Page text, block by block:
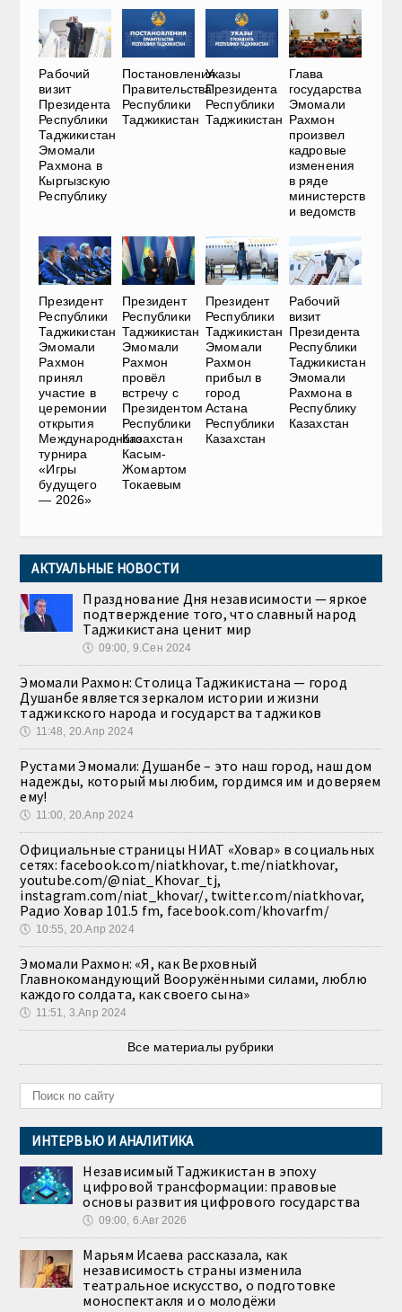
Рабочий
визит
Президента
Республики
Таджикистан
Эмомали
Рахмона в
Кыргызскую
Республику
Постановления
Правительства
Республики
Таджикистан
Указы
Президента
Республики
Таджикистан
Глава
государства
Эмомали
Рахмон
произвел
кадровые
изменения
в ряде
министерств
и ведомств
Президент
Республики
Таджикистан
Эмомали
Рахмон
принял
участие в
церемонии
открытия
Международного
турнира
«Игры
будущего
— 2026»
Президент
Республики
Таджикистан
Эмомали
Рахмон
провёл
встречу с
Президентом
Республики
Казахстан
Касым-
Жомартом
Токаевым
Президент
Республики
Таджикистан
Эмомали
Рахмон
прибыл в
город
Астана
Республики
Казахстан
Рабочий
визит
Президента
Республики
Таджикистан
Эмомали
Рахмона в
Республику
Казахстан
АКТУАЛЬНЫЕ НОВОСТИ
Празднование Дня независимости — яркое
подтверждение того, что славный народ
Таджикистана ценит мир
🕔 09:00, 9.Сен 2024
Эмомали Рахмон: Столица Таджикистана — город
Душанбе является зеркалом истории и жизни
таджикского народа и государства таджиков
🕔 11:48, 20.Апр 2024
Рустами Эмомали: Душанбе – это наш город, наш дом
надежды, который мы любим, гордимся им и доверяем
ему!
🕔 11:00, 20.Апр 2024
Официальные страницы НИАТ «Ховар» в социальных
сетях: facebook.com/niatkhovar, t.me/niatkhovar,
youtube.com/@niat_Khovar_tj,
instagram.com/niat_khovar/, twitter.com/niatkhovar,
Радио Ховар 101.5 fm, facebook.com/khovarfm/
🕔 10:55, 20.Апр 2024
Эмомали Рахмон: «Я, как Верховный
Главнокомандующий Вооружёнными силами, люблю
каждого солдата, как своего сына»
🕔 11:51, 3.Апр 2024
Все материалы рубрики
ИНТЕРВЬЮ И АНАЛИТИКА
Независимый Таджикистан в эпоху
цифровой трансформации: правовые
основы развития цифрового государства
🕔 09:00, 6.Авг 2026
Марьям Исаева рассказала, как
независимость страны изменила
театральное искусство, о подготовке
моноспектакля и о молодёжи